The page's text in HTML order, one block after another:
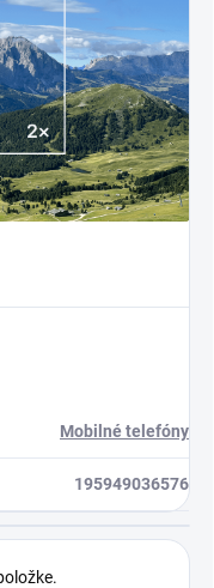
Mobilné telefóny
195949036576